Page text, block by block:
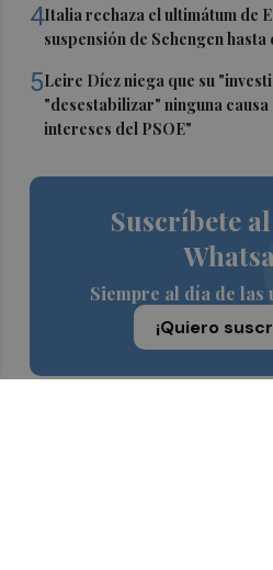
4Italia rechaza el ultimátum de
suspensión de Schengen hasta
5Leire Díez niega que su
"desestabilizar" ninguna
intereses del PSOE"
Suscríbete
Siempre al día de las
¡Quiero